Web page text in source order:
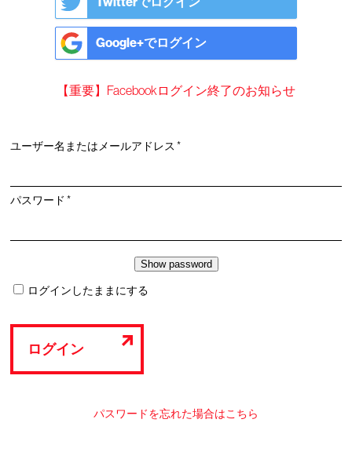
Google+でログイン
【重要】Facebookログイン終了のお知らせ
ユーザー名またはメールアドレス*必
パスワード*必
ログインしたままにする
ログイン
パスワードを忘れた場合はこちら